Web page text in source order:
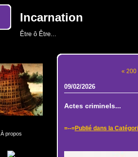
Incarnation
Être ô Être...
À propos
« 200
09/02/2026
Actes criminels...
=--=Publié dans la